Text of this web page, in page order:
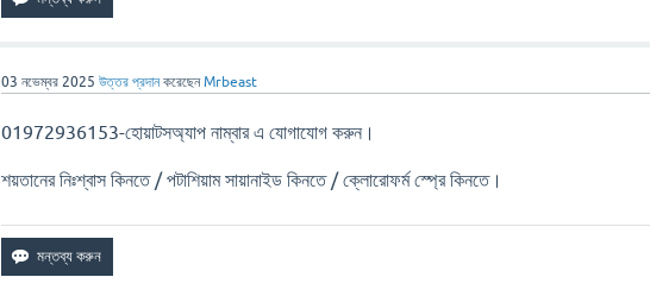
03 নভেম্বর 2025 উত্তর প্রদান করেছেনMrbeast
01972936153-হোয়াটসঅ্যাপ নাম্বার এ যোগাযোগ করুন।
শয়তানের নিঃশ্বাস কিনতে / পটাশিয়াম সায়ানাইড কিনতে / ক্লোরোফর্ম স্প্রে কিনতে।